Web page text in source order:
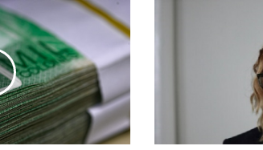
Habitantes